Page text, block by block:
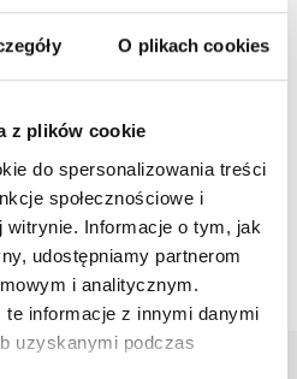
O plikach cookies
z plików cookie
do spersonalizowania treści
społecznościowe i
Informacje o tym, jak
udostępniamy partnerom
i analitycznym.
te informacje z innymi danymi
uzyskanymi podczas
agenta
SPOTKANIE